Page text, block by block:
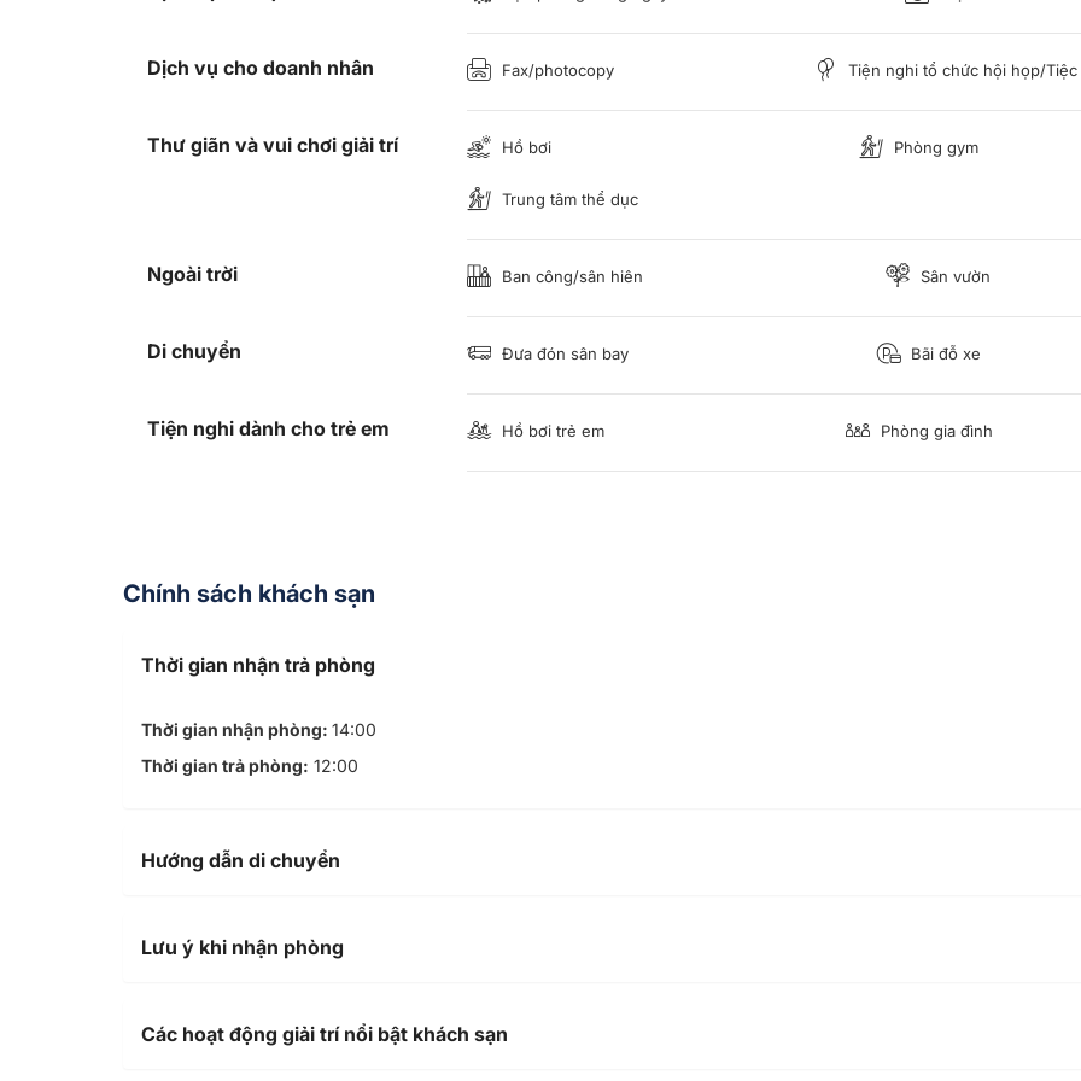
Dịch vụ cho doanh nhân Fax/photocopy Tiện nghi tổ chức hội họp/Tiệc
Thư giãn và vui chơi giải trí Hồ bơi Phòng gym
Trung tâm thể dục
Ngoài trời Ban công/sân hiên Sân vườn
Di chuyển Đưa đón sân bay Bãi đỗ xe
Tiện nghi dành cho trẻ em Hồ bơi trẻ em Phòng gia đình
Chính sách khách sạn
Thời gian nhận trả phòng
Thời gian nhận phòng: 14:00
Thời gian trả phòng: 12:00
Hướng dẫn di chuyển
Lưu ý khi nhận phòng
Các hoạt động giải trí nổi bật khách sạn